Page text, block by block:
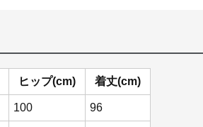
ヒップ(cm) 着丈(cm)
100 96